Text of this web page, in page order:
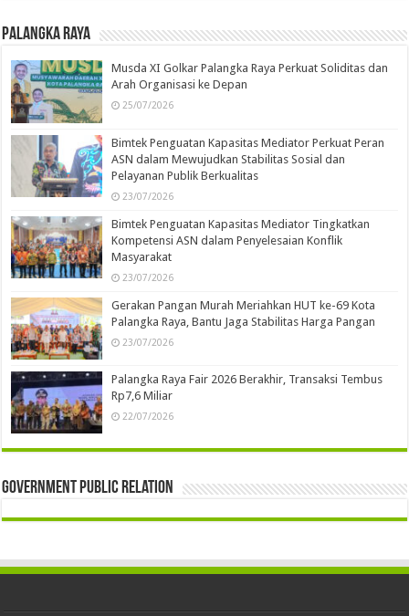
Palangka Raya
Musda XI Golkar Palangka Raya Perkuat Soliditas dan
Arah Organisasi ke Depan
25/07/2026
Bimtek Penguatan Kapasitas Mediator Perkuat Peran
ASN dalam Mewujudkan Stabilitas Sosial dan
Pelayanan Publik Berkualitas
23/07/2026
Bimtek Penguatan Kapasitas Mediator Tingkatkan
Kompetensi ASN dalam Penyelesaian Konflik
Masyarakat
23/07/2026
Gerakan Pangan Murah Meriahkan HUT ke-69 Kota
Palangka Raya, Bantu Jaga Stabilitas Harga Pangan
23/07/2026
Palangka Raya Fair 2026 Berakhir, Transaksi Tembus
Rp7,6 Miliar
22/07/2026
Government Public Relation